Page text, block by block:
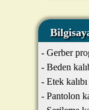
- Gerber
- Beden
- Etek kalıbı
- Pantolon